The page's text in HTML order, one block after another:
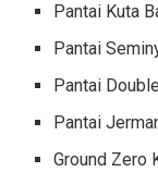
Pantai Kuta
Pantai
Pantai
Pantai
Ground Zero